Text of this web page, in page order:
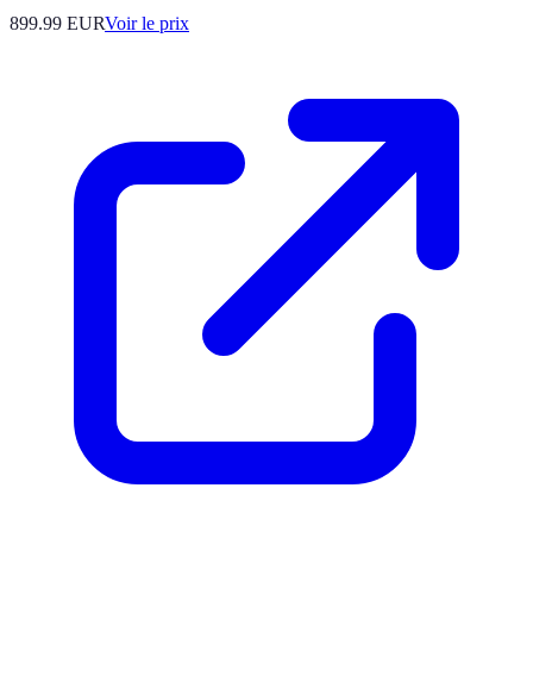
899.99 EURVoir le prix